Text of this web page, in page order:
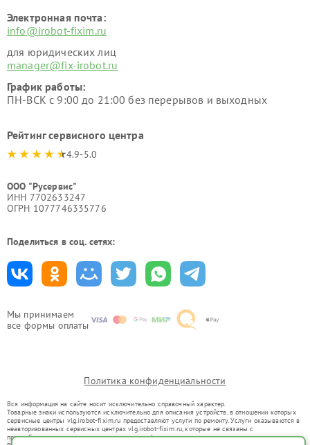
Мы принимаем
все формы оплаты
Электронная почта:
info@irobot-fixim.ru
для юридических лиц
manager@fix-irobot.ru
График работы:
ПН-ВСК с 9:00 до 21:00 без перерывов и выходных
Рейтинг сервисного центра
4.9-5.0
ООО "Русервис"
ИНН 7702633247
ОГРН 1077746335776
Поделиться в соц. сетях:
Политика конфиденциальности
Вся информация на сайте носит исключительно справочный характер.
Товарные знаки используются исключительно для описания устройств, в отношении которых
сервисные центры vlg.irobot-fixim.ru предоставляют услуги по ремонту. Услуги оказываются в
неавторизованных сервисных центрах vlg.irobot-fixim.ru, которые не связаны с
правообладателями товарных знаков или их официальными представителями.